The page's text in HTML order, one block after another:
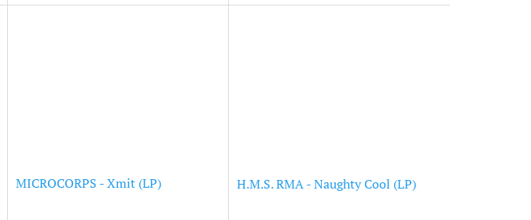
MICROCORPS - Xmit (LP) H.M.S. RMA - Naughty Cool (LP)